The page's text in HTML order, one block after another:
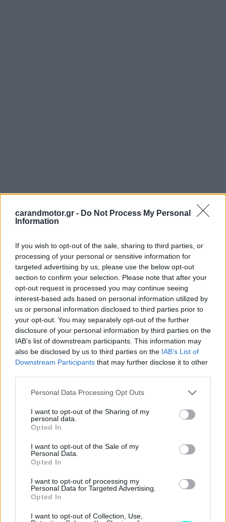
carandmotor.gr - Do Not Process My Personal
Information
If you wish to opt-out of the sale, sharing to third parties, or
processing of your personal or sensitive information for
targeted advertising by us, please use the below opt-out
section to confirm your selection. Please note that after your
opt-out request is processed you may continue seeing
interest-based ads based on personal information utilized by
us or personal information disclosed to third parties prior to
your opt-out. You may separately opt-out of the further
disclosure of your personal information by third parties on the
IAB’s list of downstream participants. This information may
also be disclosed by us to third parties on the IAB’s List of
Downstream Participants that may further disclose it to other
Please note that this website/app uses one or more Google
not limited to your visit or usage behaviour. You may click to
grant or deny consent to Google and its third-party tags to
use your data for below specified purposes in below Google
consent section.
Personal Data Processing Opt Outs
I want to opt-out of the Sharing of my
personal data.
Opted In
I want to opt-out of the Sale of my
Personal Data.
Opted In
I want to opt-out of processing my
Personal Data for Targeted Advertising.
Opted In
I want to opt-out of Collection, Use,
Από την άλλη πλευρά,
ατυχημάτων επισημαίνουν ότι η κινητική ενέργεια
σε μια σύγκρουση αυξάνεται τετραγωνικά με την
ταχύτητα,πράγμα που σημαίνει ότι ένα ατύχημα με